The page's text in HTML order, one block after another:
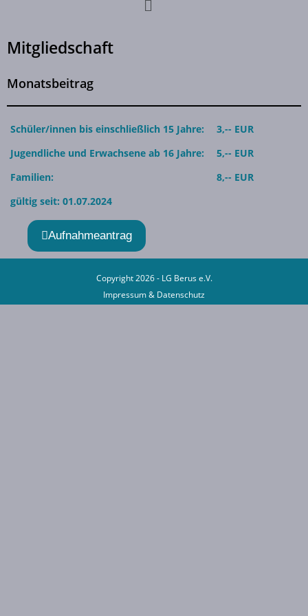
Mitgliedschaft
Monatsbeitrag
Schüler/innen bis einschließlich 15 Jahre:
3,-- EUR
Jugendliche und Erwachsene ab 16 Jahre:
5,-- EUR
Familien:
8,-- EUR
gültig seit: 01.07.2024
Aufnahmeantrag
Copyright 2026 - LG Berus e.V.
Impressum& Datenschutz